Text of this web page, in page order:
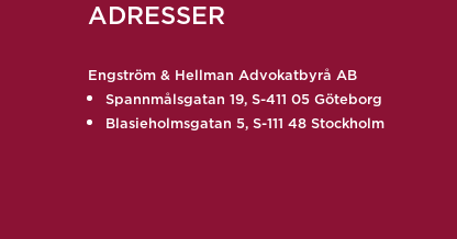
ADRESSER
Engström & Hellman Advokatbyrå AB
Spannmålsgatan 19, S-411 05 Göteborg
Blasieholmsgatan 5, S-111 48 Stockholm